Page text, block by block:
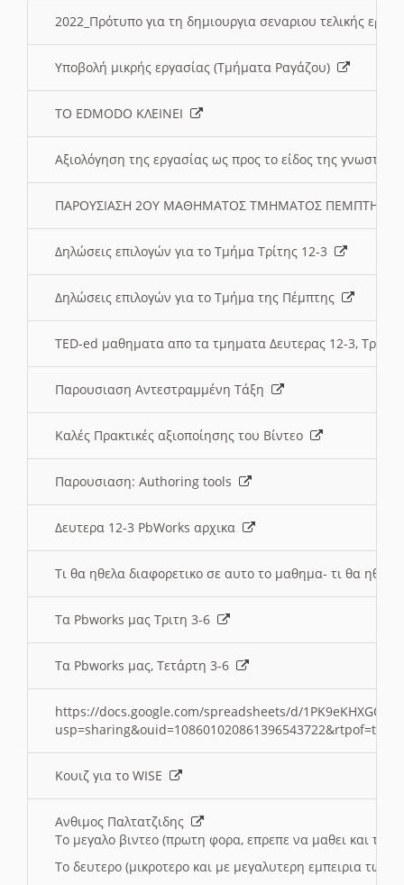
2022_Πρότυπο για τη δημιουργια σεναριου τελικής
Υποβολή μικρής εργασίας (Τμήματα Ραγάζου)
ΤΟ EDMODO ΚΛΕΙΝΕΙ
Αξιολόγηση της εργασίας ως προς το είδος της
ΠΑΡΟΥΣΙΑΣΗ 2ΟΥ ΜΑΘΗΜΑΤΟΣ ΤΜΗΜΑΤΟΣ
Δηλώσεις επιλογών για το Τμήμα Τρίτης 12-3
Δηλώσεις επιλογών για το Τμήμα της Πέμπτης
TED-ed μαθηματα απο τα τμηματα Δευτερας 12-3,
Παρουσιαση Αντεστραμμένη Τάξη
Καλές Πρακτικές αξιοποίησης του Βίντεο
Παρουσιαση: Authoring tools
Δευτερα 12-3 PbWorks αρχικα
Τι θα ηθελα διαφορετικο σε αυτο το μαθημα- τι θα
Τα Pbworks μας Τριτη 3-6
Τα Pbworks μας, Τετάρτη 3-6
https://docs.google.com/spreadsheets/d/
Κουιζ για το WISE
Ανθιμος Παλτατζιδης
Το μεγαλο βιντεο (πρωτη φορα, επρεπε να μαθει και το
Το δευτερο (μικροτερο και με μεγαλυτερη εμπειρια